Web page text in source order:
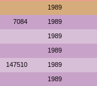
1989
7084 1989
1989
1989
147510 1989
1989